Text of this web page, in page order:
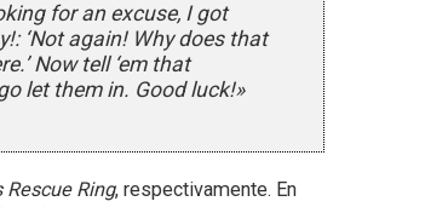
for an excuse, I got
‘Not again! Why does that
Now tell ‘em that
let them in. Good luck!»
Rescue Ring, respectivamente. En